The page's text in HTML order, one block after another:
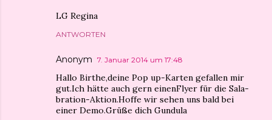
LG Regina
ANTWORTEN
Anonym 7. Januar 2014 um 17:48
Hallo Birthe,deine Pop up-Karten gefallen mir
gut.Ich hätte auch gern einenFlyer für die Sala-
bration-Aktion.Hoffe wir sehen uns bald bei
einer Demo.Grüße dich Gundula